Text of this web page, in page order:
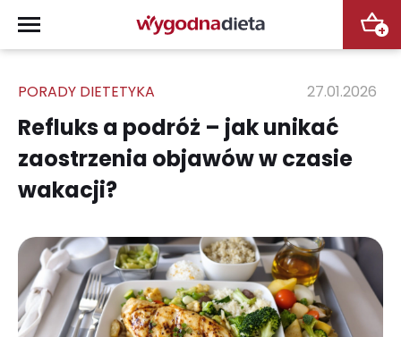
+
PORADY DIETETYKA 27.01.2026
Refluks a podróż – jak unikać
zaostrzenia objawów w czasie
wakacji?